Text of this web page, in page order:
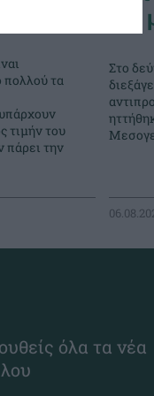
πολλού τα
τιμήν του
πάρει την
Στο
όλα τα νέα